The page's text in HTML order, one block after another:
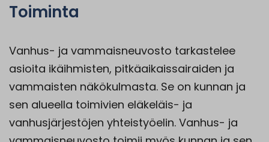
Toiminta
Vanhus- ja vammaisneuvosto tarkastelee
asioita ikäihmisten, pitkäaikaissairaiden ja
vammaisten näkökulmasta. Se on kunnan ja
sen alueella toimivien eläkeläis- ja
vanhusjärjestöjen yhteistyöelin. Vanhus- ja